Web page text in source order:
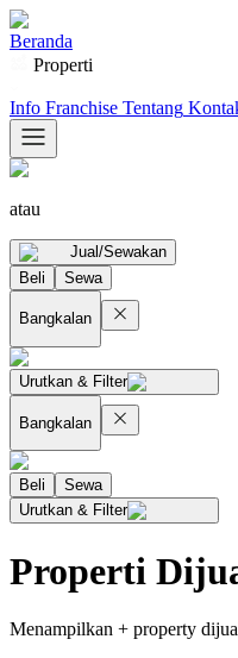
Beranda
Properti
Info Franchise Tentang
atau
Jual/Sewakan
Beli
Sewa
Bangkalan
Urutkan & Filter
Bangkalan
Beli
Sewa
Urutkan & Filter
Properti
Menampilkan + property